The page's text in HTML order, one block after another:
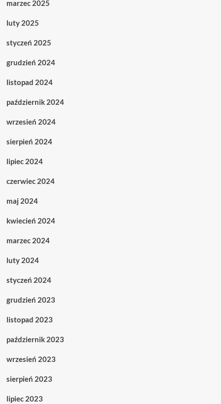
marzec 2025
luty 2025
styczeń 2025
grudzień 2024
listopad 2024
październik 2024
wrzesień 2024
sierpień 2024
lipiec 2024
czerwiec 2024
maj 2024
kwiecień 2024
marzec 2024
luty 2024
styczeń 2024
grudzień 2023
listopad 2023
październik 2023
wrzesień 2023
sierpień 2023
lipiec 2023